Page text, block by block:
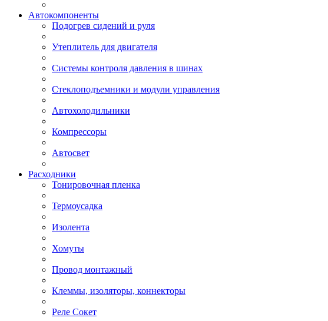
Автокомпоненты
Подогрев сидений и руля
Утеплитель для двигателя
Системы контроля давления в шинах
Стеклоподъемники и модули управления
Автохолодильники
Компрессоры
Автосвет
Расходники
Тонировочная пленка
Термоусадка
Изолента
Хомуты
Провод монтажный
Клеммы, изоляторы, коннекторы
Реле Сокет